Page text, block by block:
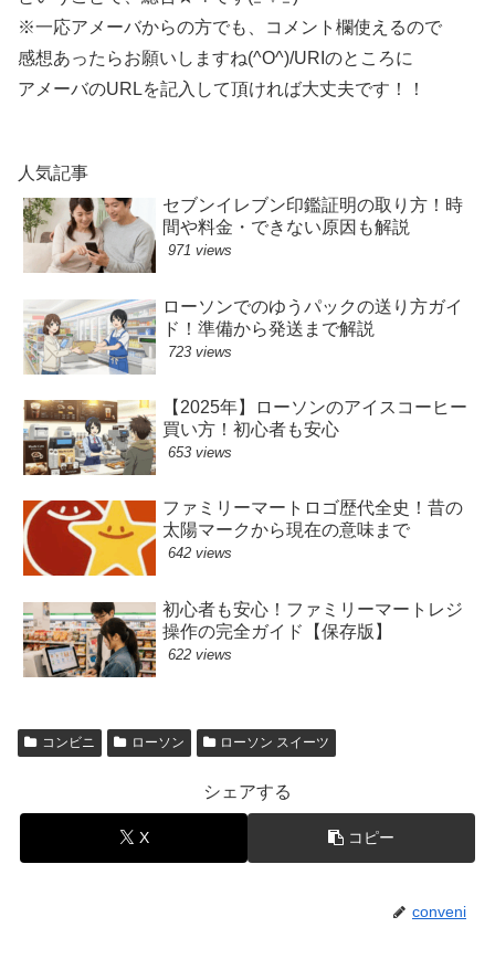
※一応アメーバからの方でも、コメント欄使えるので
感想あったらお願いしますね(^O^)/URIのところに
アメーバのURLを記入して頂ければ大丈夫です！！
人気記事
セブンイレブン印鑑証明の取り方！時
間や料金・できない原因も解説
971 views
ローソンでのゆうパックの送り方ガイ
ド！準備から発送まで解説
723 views
【2025年】ローソンのアイスコーヒー
買い方！初心者も安心
653 views
ファミリーマートロゴ歴代全史！昔の
太陽マークから現在の意味まで
642 views
初心者も安心！ファミリーマートレジ
操作の完全ガイド【保存版】
622 views
コンビニ ローソン ローソン スイーツ
シェアする
X コピー
conveni